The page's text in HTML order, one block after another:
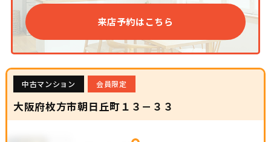
来店予約はこちら
中古マンション 会員限定
大阪府枚方市朝日丘町１３－３３